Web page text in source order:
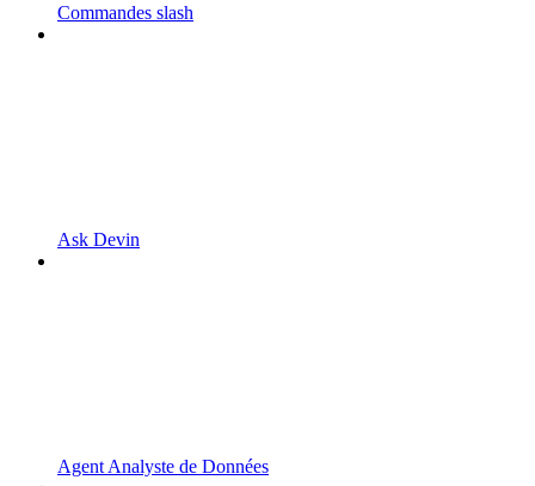
Commandes slash
Ask Devin
Agent Analyste de Données